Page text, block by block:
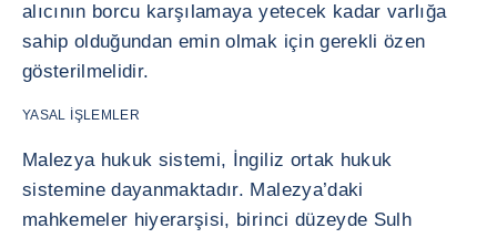
alıcının borcu karşılamaya yetecek kadar varlığa
sahip olduğundan emin olmak için gerekli özen
gösterilmelidir.
YASAL İŞLEMLER
Malezya hukuk sistemi, İngiliz ortak hukuk
sistemine dayanmaktadır. Malezya’daki
mahkemeler hiyerarşisi, birinci düzeyde Sulh